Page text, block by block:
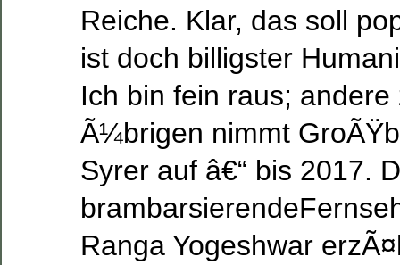
Reiche. Klar, das soll
ist doch billigster
Ich bin fein raus;
Ã¼brigen nimmt
Syrer auf â€“ bis 2017.
Ranga Yogeshwar